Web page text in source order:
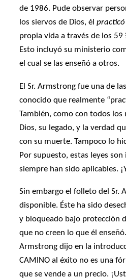
de 1986. Pude observar
los siervos de Dios, élpracticó
propia vida a través de los
Esto incluyó su ministerio
el cual se las enseñó a otros.
El Sr. Armstrong fue una de
conocido que realmente
También, como con todos los
Dios, su legado, y la verdad
con su muerte. Tampoco lo
Por supuesto, estas leyes
siempre han sido aplicables.
Sin embargo el folleto del Sr.
disponible. Éste ha sido
y bloqueado bajo protección
que no creen lo que él
Armstrong dijo en la
CAMINO al éxito no es una
que se vende a un precio.